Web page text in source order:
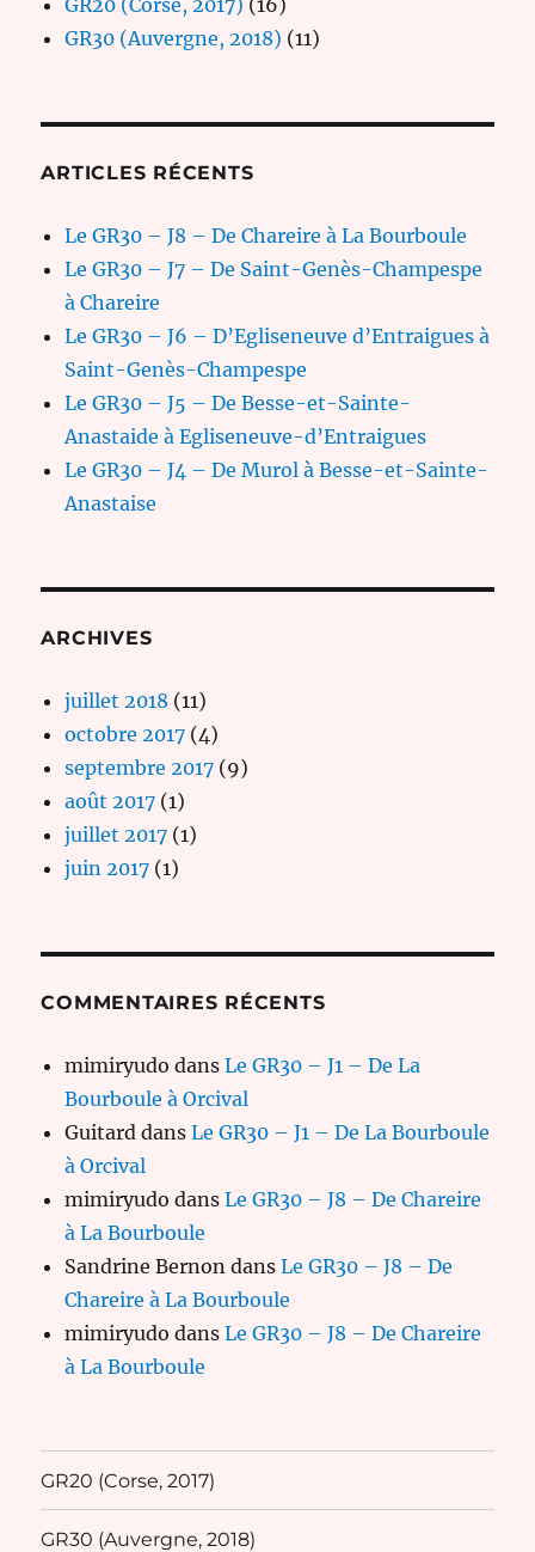
GR20 (Corse, 2017) (16)
GR30 (Auvergne, 2018) (11)
ARTICLES RÉCENTS
Le GR30 – J8 – De Chareire à La Bourboule
Le GR30 – J7 – De Saint-Genès-Champespe
à Chareire
Le GR30 – J6 – D’Egliseneuve d’Entraigues à
Saint-Genès-Champespe
Le GR30 – J5 – De Besse-et-Sainte-
Anastaide à Egliseneuve-d’Entraigues
Le GR30 – J4 – De Murol à Besse-et-Sainte-
Anastaise
ARCHIVES
juillet 2018 (11)
octobre 2017 (4)
septembre 2017 (9)
août 2017 (1)
juillet 2017 (1)
juin 2017 (1)
COMMENTAIRES RÉCENTS
mimiryudo dansLe GR30 – J1 – De La
Bourboule à Orcival
Guitard dansLe GR30 – J1 – De La Bourboule
à Orcival
mimiryudo dansLe GR30 – J8 – De Chareire
à La Bourboule
Sandrine Bernon dansLe GR30 – J8 – De
Chareire à La Bourboule
mimiryudo dansLe GR30 – J8 – De Chareire
à La Bourboule
GR20 (Corse, 2017)
GR30 (Auvergne, 2018)